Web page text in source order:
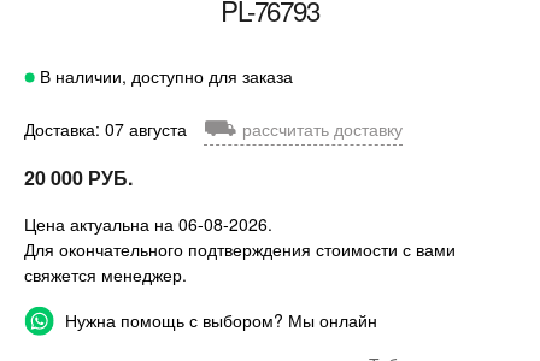
PL-76793
В наличии, доступно для заказа
Доставка: 07 августа ⛟ рассчитать доставку
20 000 РУБ.
Цена актуальна на 06-08-2026.
Для окончательного подтверждения стоимости с вами
свяжется менеджер.
Нужна помощь с выбором? Мы онлайн